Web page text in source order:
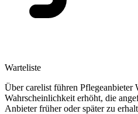
Warteliste
Über carelist führen Pflegeanbieter
Wahrscheinlichkeit erhöht, die
Anbieter früher oder später zu